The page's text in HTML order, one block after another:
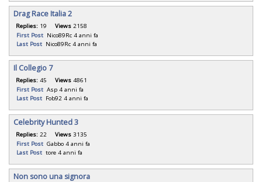
Drag Race Italia 2
Replies: 19 Views 2158
First Post Nico89Rc 4 anni fa
Last Post Nico89Rc 4 anni fa
Il Collegio 7
Replies: 45 Views 4861
First Post Asp 4 anni fa
Last Post Fob92 4 anni fa
Celebrity Hunted 3
Replies: 22 Views 3135
First Post Gabbo 4 anni fa
Last Post tore 4 anni fa
Non sono una signora